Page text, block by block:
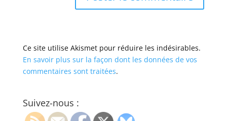
Ce site utilise Akismet pour réduire les indésirables.
En savoir plus sur la façon dont les données de vos
commentaires sont traitées.
Suivez-nous :